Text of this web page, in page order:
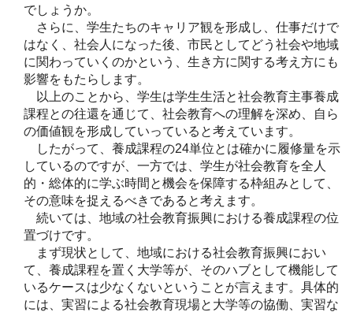
でしょうか。
さらに、学生たちのキャリア観を形成し、仕事だけで
はなく、社会人になった後、市民としてどう社会や地域
に関わっていくのかという、生き方に関する考え方にも
影響をもたらします。
以上のことから、学生は学生生活と社会教育主事養成
課程との往還を通じて、社会教育への理解を深め、自ら
の価値観を形成していっていると考えています。
したがって、養成課程の24単位とは確かに履修量を示
しているのですが、一方では、学生が社会教育を全人
的・総体的に学ぶ時間と機会を保障する枠組みとして、
その意味を捉えるべきであると考えます。
続いては、地域の社会教育振興における養成課程の位
置づけです。
まず現状として、地域における社会教育振興におい
て、養成課程を置く大学等が、そのハブとして機能して
いるケースは少なくないということが言えます。具体的
には、実習による社会教育現場と大学等の協働、実習な